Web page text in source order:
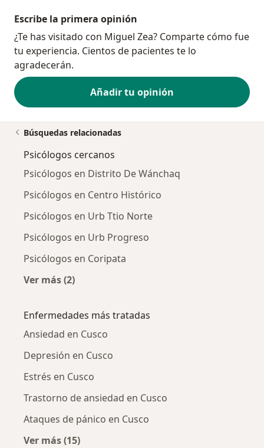
Escribe la primera opinión
¿Te has visitado con Miguel Zea? Comparte cómo fue
tu experiencia. Cientos de pacientes te lo
agradecerán.
Añadir tu opinión
Búsquedas relacionadas
Psicólogos cercanos
Psicólogos en Distrito De Wánchaq
Psicólogos en Centro Histórico
Psicólogos en Urb Ttio Norte
Psicólogos en Urb Progreso
Psicólogos en Coripata
Ver más (2)
Enfermedades más tratadas
Ansiedad en Cusco
Depresión en Cusco
Estrés en Cusco
Trastorno de ansiedad en Cusco
Ataques de pánico en Cusco
Ver más (15)